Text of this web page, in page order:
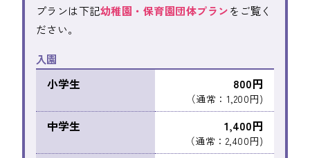
プランは下記幼稚園・保育園団体プランをご覧く
ださい。
入園
小学生 800円
（通常：1,200円)
中学生 1,400円
（通常：2,400円)